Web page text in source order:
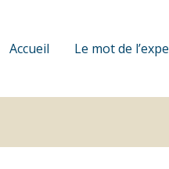
Accueil Le mot de